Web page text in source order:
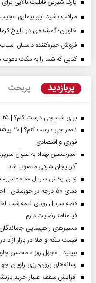
پارک شیرین قابلیت‌ بالایی
مراقب باشید این بیماری
خاوران؛ گمشده‌ای در تاریخ
فروش خیره‌کننده داستان اسباب‌بازی ۵؛ بزرگ‌ترین افتتاحیه سال
کتابی که شما را به مکث دعوت
پربازدید پربحث
برای شام چی درست کنم؟ | ۲۵ ایده خوشمزه، ساده و فوری برای شام امشب
فوری و اقتصادی
امیرحسین بهداد به عنوان
آذربایجان شرقی منصوب شد
زمان پخش سریال «ماه عسل»
دمای ۵۰ درجه در خوزستان | احتمال بارش‌های سیل‌آسا در ۳ استان
قصه سریال رویای نیمه شب
فیلمنامه رضایت دارم
مسیر‌های راهپیمایی جاماندگان
قیمت سکه و طلا در بازار آزاد در ۱۰ مرداد ۱۴۰۵
ببینید | «چهل روز » محسن
رسانه‌های برون‌مرزی راویان
افزایش سقف اعتبار خرید